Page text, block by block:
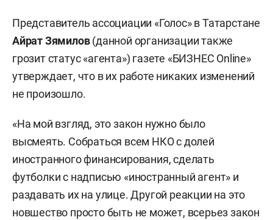
Представитель ассоциации «Голос» в Татарстане
Айрат Зямилов(данной организации также
грозит статус «агента») газете «БИЗНЕС Online»
утверждает, что в их работе никаких изменений
не произошло.
«На мой взгляд, это закон нужно было
высмеять. Собраться всем НКО с долей
иностранного финансирования, сделать
футболки с надписью «иностранный агент» и
раздавать их на улице. Другой реакции на это
новшество просто быть не может, всерьез закон